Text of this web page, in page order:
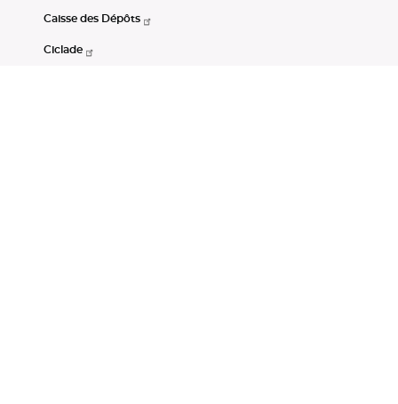
Caisse des Dépôts
Ciclade